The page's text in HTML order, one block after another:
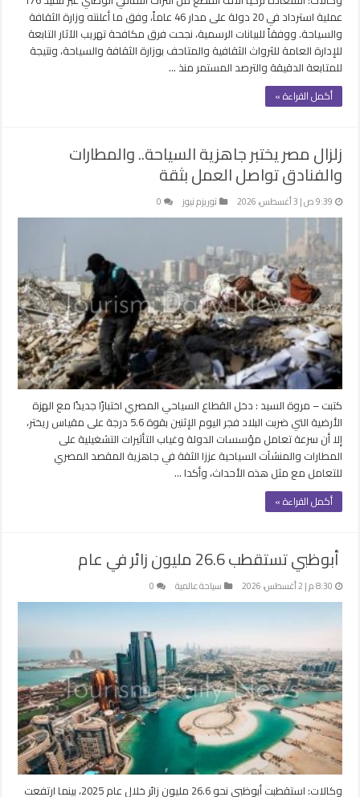
عملية استرداد في 20 دولة على مدار 46 عاماً، وفق ما أعلنته وزارة الثقافة
والسياحة. ووفقاً للبيانات الرسمية، نجحت فرق مكافحة تهريب الآثار التابعة
للإدارة العامة للثرواث الثقافية والمتاحف بوزارة الثقافة والسياحة، ونتيجة
للمتابعة الدقيقة والترصد المستمر منذ …
أكمل القراءة »
زلزال مصر يختبر جاهزية السياحة.. والمطارات
والفنادق تواصل العمل بثقة
9:39 ص | 3 أغسطس، 2026 توريزم نيوز 0
كتبت – مروة السيد : دخل القطاع السياحي المصري اختبارًا جديدًا مع الهزة
الأرضية التي ضربت البلاد فجر اليوم الإثنين بقوة 5.6 درجة على مقياس ريختر،
إلا أن سرعة تعامل مؤسسات الدولة وغياب التأثيرات التشغيلية على
المطارات والمنشآت السياحية عززا الثقة في جاهزية المقصد المصري
للتعامل مع مثل هذه الأحداث، وأكدا …
أكمل القراءة »
أبوظبي تستقطب 26.6 مليون زائر في عام
8:30 م | 2 أغسطس، 2026 سياحة عالمية 0
وكالات: استقطبت أبوظبي نحو 26.6 مليون زائر خلال عام 2025، بينما ارتفعت